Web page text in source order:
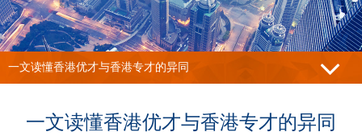
一文读懂香港优才与香港专才的异同
一文读懂香港优才与香港专才的异同